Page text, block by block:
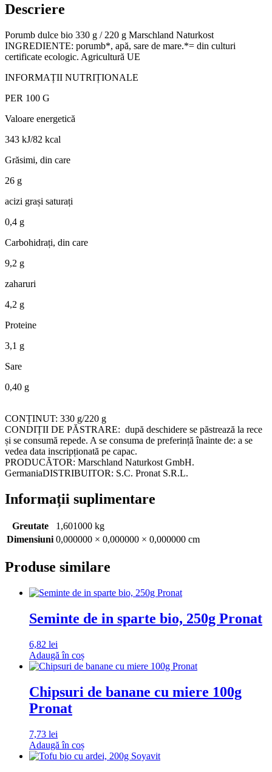
Marschland
Descriere
Porumb dulce bio 330 g / 220 g Marschland Naturkost
INGREDIENTE: porumb*, apă, sare de mare.*= din culturi
certificate ecologic. Agricultură UE
INFORMAȚII NUTRIȚIONALE
PER 100 G
Valoare energetică
343 kJ/82 kcal
Grăsimi, din care
26 g
acizi grași saturați
0,4 g
Carbohidrați, din care
9,2 g
zaharuri
4,2 g
Proteine
3,1 g
Sare
0,40 g
CONȚINUT: 330 g/220 g
CONDIȚII DE PĂSTRARE: după deschidere se păstrează la rece
și se consumă repede. A se consuma de preferință înainte de: a se
vedea data inscripționată pe capac.
PRODUCĂTOR: Marschland Naturkost GmbH.
GermaniaDISTRIBUITOR: S.C. Pronat S.R.L.
Informații suplimentare
Greutate
1,601000 kg
Dimensiuni 0,000000 × 0,000000 × 0,000000 cm
Produse similare
Seminte de in sparte bio, 250g Pronat
6,82 lei
Adaugă în coș
Chipsuri de banane cu miere 100g
Pronat
7,73 lei
Adaugă în coș